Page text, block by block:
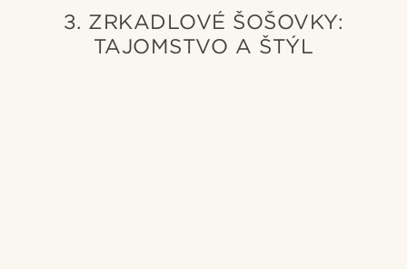
3. ZRKADLOVÉ ŠOŠOVKY:
TAJOMSTVO A ŠTÝL